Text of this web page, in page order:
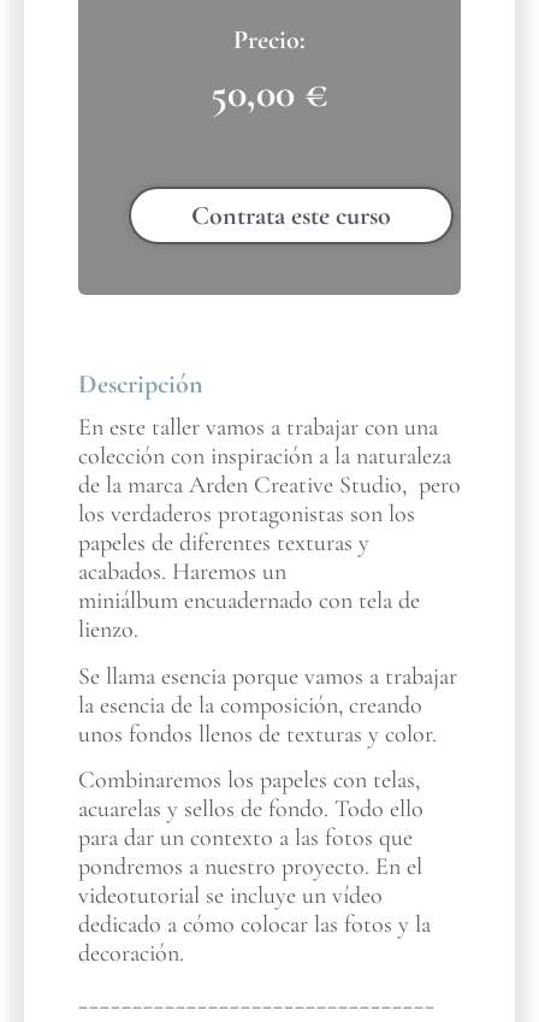
50,00 €
Contrata este curso
Descripción
En este taller vamos a trabajar con una
colección con inspiración a la naturaleza
de la marca Arden Creative Studio, pero
los verdaderos protagonistas son los
papeles de diferentes texturas y
acabados. Haremos un
miniálbum encuadernado con tela de
lienzo.
Se llama esencia porque vamos a trabajar
la esencia de la composición, creando
unos fondos llenos de texturas y color.
Combinaremos los papeles con telas,
acuarelas y sellos de fondo. Todo ello
para dar un contexto a las fotos que
pondremos a nuestro proyecto. En el
videotutorial se incluye un vídeo
dedicado a cómo colocar las fotos y la
decoración.
_________________________________